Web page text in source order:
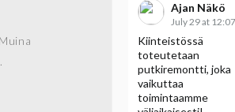
Ajan Näkö
Kiinteistössä
toteutetaan
putkiremontti, joka
vaikuttaa
toimintaamme